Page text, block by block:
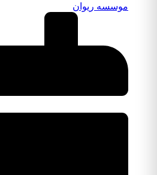
موسسه ریوان